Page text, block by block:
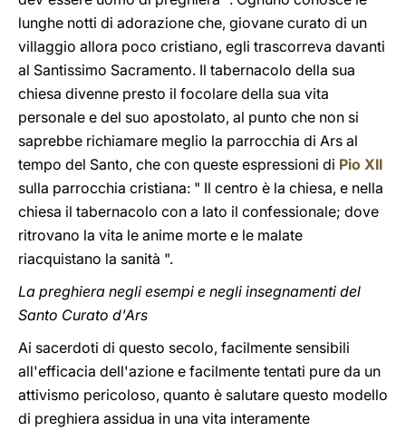
lunghe notti di adorazione che, giovane curato di un
villaggio allora poco cristiano, egli trascorreva davanti
al Santissimo Sacramento. Il tabernacolo della sua
chiesa divenne presto il focolare della sua vita
personale e del suo apostolato, al punto che non si
saprebbe richiamare meglio la parrocchia di Ars al
tempo del Santo, che con queste espressioni di Pio XII
sulla parrocchia cristiana: " Il centro è la chiesa, e nella
chiesa il tabernacolo con a lato il confessionale; dove
ritrovano la vita le anime morte e le malate
riacquistano la sanità ".
La preghiera negli esempi e negli insegnamenti del
Santo Curato d'Ars
Ai sacerdoti di questo secolo, facilmente sensibili
all'efficacia dell'azione e facilmente tentati pure da un
attivismo pericoloso, quanto è salutare questo modello
di preghiera assidua in una vita interamente